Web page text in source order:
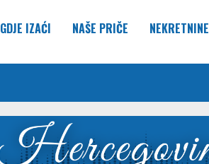
GDJE IZAĆI NAŠE PRIČE NEKRETNINE